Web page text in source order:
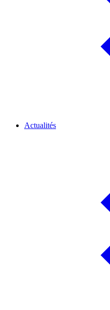
Actualités